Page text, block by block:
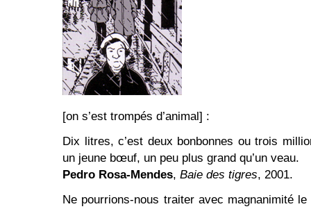
[on s’est trompés d’animal] :
Dix litres, c’est deux bonbonnes ou trois
un jeune bœuf, un peu plus grand qu’un veau.
Pedro Rosa-Mendes, Baie des tigres, 2001.
Ne pourrions-nous traiter avec magnanimité